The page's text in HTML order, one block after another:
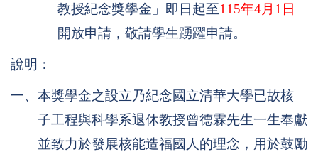
教授紀念獎學金」即日起至115年4月1日
開放申請，敬請學生踴躍申請。
說明：
一、本獎學金之設立乃紀念國立清華大學已故核
子工程與科學系退休教授曾德霖先生一生奉獻
並致力於發展核能造福國人的理念，用於鼓勵